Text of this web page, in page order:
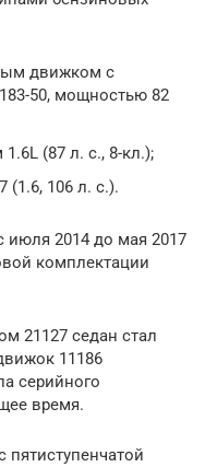
движком с
50, мощностью 82
(87 л. с., 8-кл.);
106 л. с.).
июля 2014 до мая 2017
комплектации
21127 седан стал
11186
серийного
время.
пятиступенчатой